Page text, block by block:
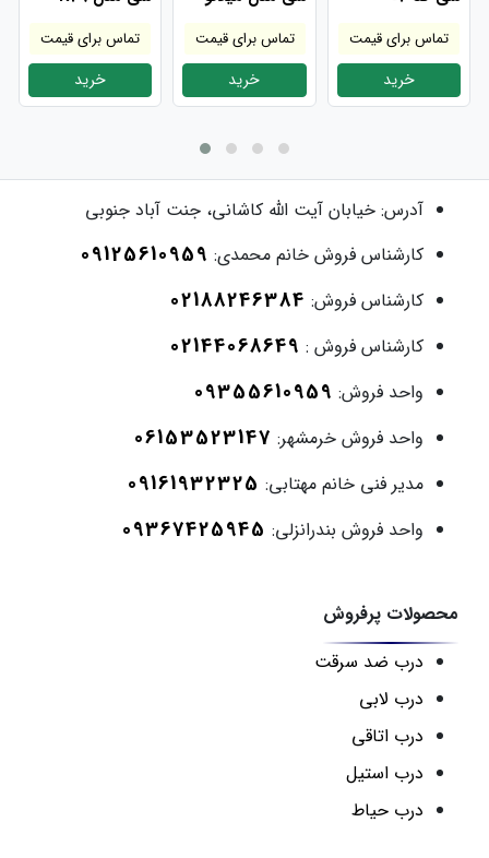
تماس برای قیمت
خرید
تماس برای قیمت
خرید
تماس برای قیمت
خرید
آدرس: خیابان آیت الله کاشانی، جنت آباد جنوبی
کارشناس فروش خانم محمدی: 09125610959
کارشناس فروش: 02188246384
کارشناس فروش : 02144068649
واحد فروش: 09355610959
واحد فروش خرمشهر: 06153523147
مدیر فنی خانم مهتابی: 09161932325
واحد فروش بندرانزلی: 09367425945
محصولات پرفروش
درب ضد سرقت
درب لابی
درب اتاقی
درب استیل
درب حیاط